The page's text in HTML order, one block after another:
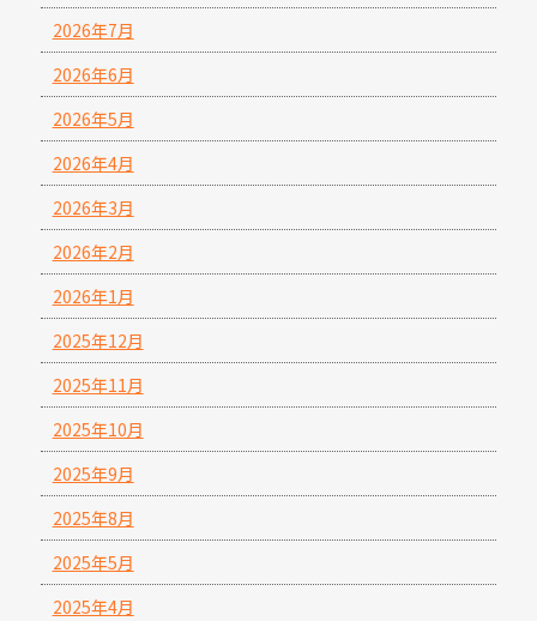
2026年7月
2026年6月
2026年5月
2026年4月
2026年3月
2026年2月
2026年1月
2025年12月
2025年11月
2025年10月
2025年9月
2025年8月
2025年5月
2025年4月